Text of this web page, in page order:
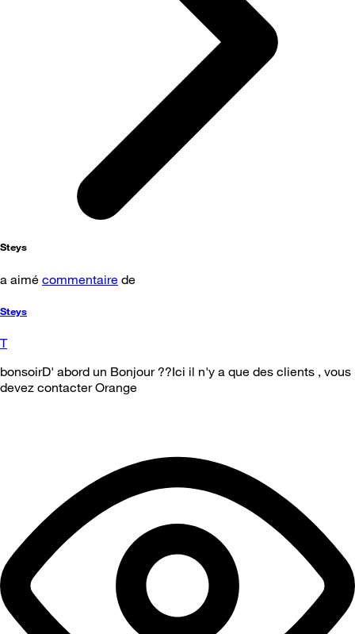
Steys
a aimé commentaire de
Steys
T
bonsoirD' abord un Bonjour ??Ici il n'y a que des clients , vous
devez contacter Orange